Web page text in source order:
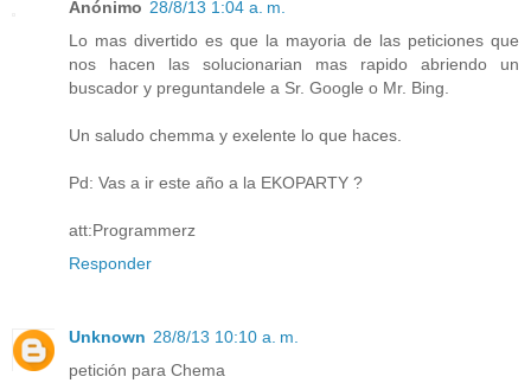
Anónimo 28/8/13 1:04 a. m.
Lo mas divertido es que la mayoria de las peticiones que
nos hacen las solucionarian mas rapido abriendo un
buscador y preguntandele a Sr. Google o Mr. Bing.
Un saludo chemma y exelente lo que haces.
Pd: Vas a ir este año a la EKOPARTY ?
att:Programmerz
Responder
Unknown 28/8/13 10:10 a. m.
petición para Chema